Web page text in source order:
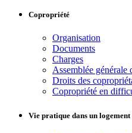
Copropriété
Organisation
Documents
Charges
Assemblée générale
Droits des
Copropriété en
Vie pratique dans un logement